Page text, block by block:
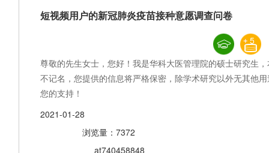
短视频用户的新冠肺炎疫苗接种意愿调查问卷
5
尊敬的先生女士，您好！我是华科大医管理院的硕士研究生
不记名，您提供的信息将严格保密，除学术研究以外无其他
您的支持！
2021-01-28
浏览量：7372
at740458848